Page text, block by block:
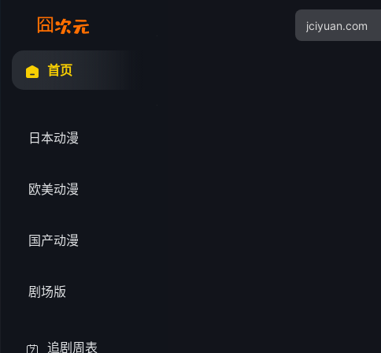
首页
日本动漫
欧美动漫
国产动漫
剧场版
追剧周表